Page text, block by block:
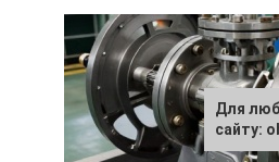
Для
сайту: